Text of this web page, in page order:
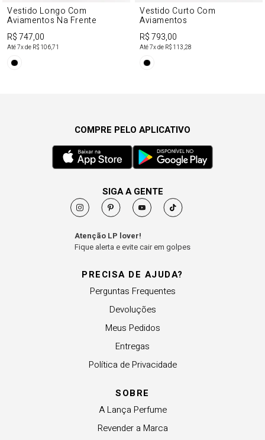
Vestido Longo Com
Aviamentos Na Frente
R$ 747,00
Até7x de R$ 106,71
Vestido Curto Com
Aviamentos
R$ 793,00
Até7x de R$ 113,28
PRECISA DE AJUDA?
Perguntas Frequentes
Devoluções
Meus Pedidos
Entregas
Política de Privacidade
SOBRE
A Lança Perfume
Revender a Marca
COMPRE PELO APLICATIVO
SIGA A GENTE
Atenção LP lover!
Fique alerta e evite cair em golpes